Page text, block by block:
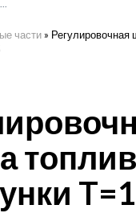
части » Регулировочная